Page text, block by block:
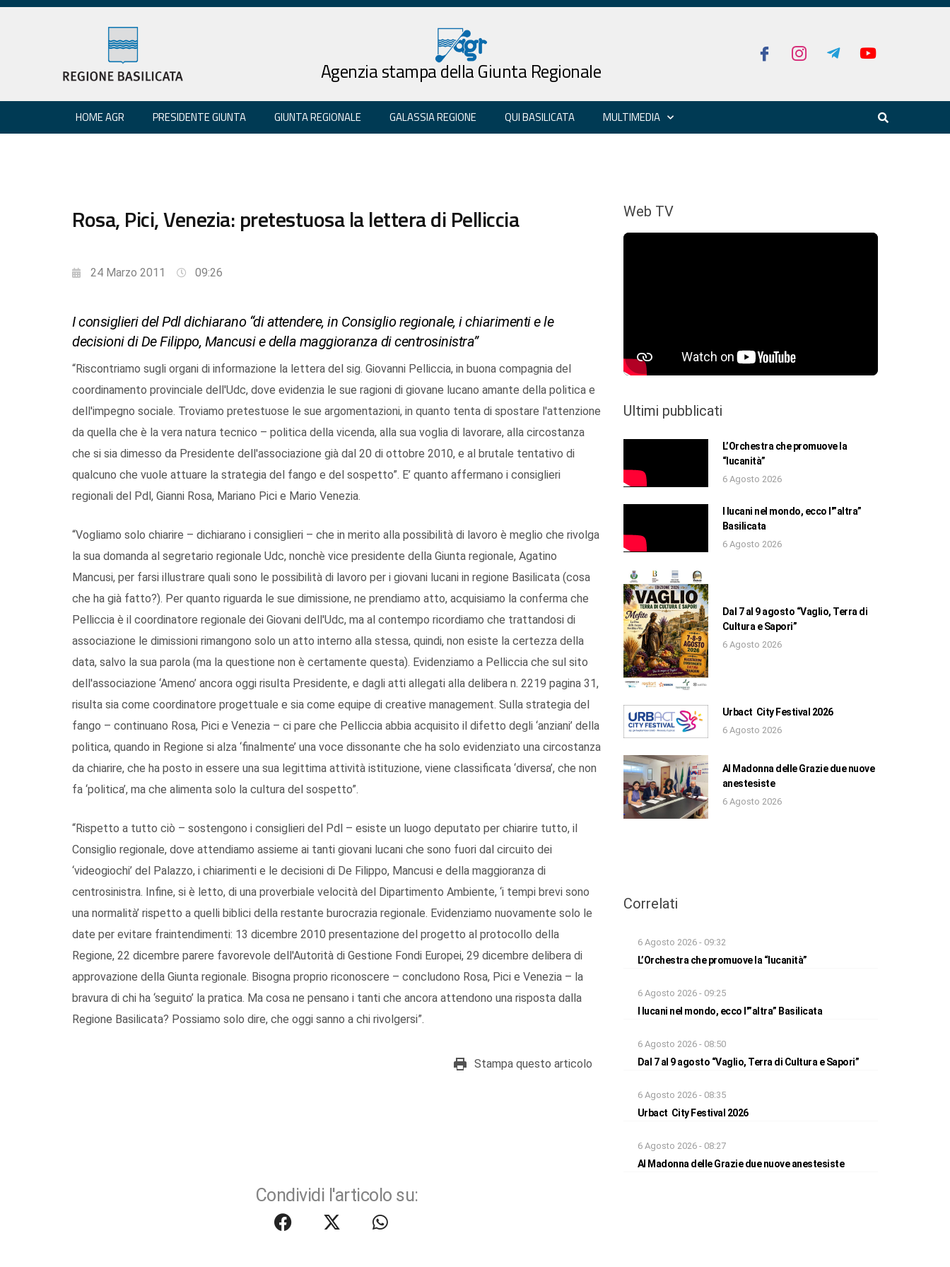
Agenzia stampa della Giunta Regionale
HOME AGR PRESIDENTE GIUNTA GIUNTA REGIONALE GALASSIA REGIONE QUI BASILICATA MULTIMEDIA
Rosa, Pici, Venezia: pretestuosa la lettera di Pelliccia
24 Marzo 2011 09:26
I consiglieri del Pdl dichiarano “di attendere, in Consiglio regionale, i chiarimenti e le
decisioni di De Filippo, Mancusi e della maggioranza di centrosinistra”
“Riscontriamo sugli organi di informazione la lettera del sig. Giovanni Pelliccia, in buona compagnia del
coordinamento provinciale dell'Udc, dove evidenzia le sue ragioni di giovane lucano amante della politica e
dell'impegno sociale. Troviamo pretestuose le sue argomentazioni, in quanto tenta di spostare l'attenzione
da quella che è la vera natura tecnico – politica della vicenda, alla sua voglia di lavorare, alla circostanza
che si sia dimesso da Presidente dell'associazione già dal 20 di ottobre 2010, e al brutale tentativo di
qualcuno che vuole attuare la strategia del fango e del sospetto”. E’ quanto affermano i consiglieri
regionali del Pdl, Gianni Rosa, Mariano Pici e Mario Venezia.
“Vogliamo solo chiarire – dichiarano i consiglieri – che in merito alla possibilità di lavoro è meglio che rivolga
la sua domanda al segretario regionale Udc, nonchè vice presidente della Giunta regionale, Agatino
Mancusi, per farsi illustrare quali sono le possibilità di lavoro per i giovani lucani in regione Basilicata (cosa
che ha già fatto?). Per quanto riguarda le sue dimissione, ne prendiamo atto, acquisiamo la conferma che
Pelliccia è il coordinatore regionale dei Giovani dell'Udc, ma al contempo ricordiamo che trattandosi di
associazione le dimissioni rimangono solo un atto interno alla stessa, quindi, non esiste la certezza della
data, salvo la sua parola (ma la questione non è certamente questa). Evidenziamo a Pelliccia che sul sito
dell'associazione ‘Ameno’ ancora oggi risulta Presidente, e dagli atti allegati alla delibera n. 2219 pagina 31,
risulta sia come coordinatore progettuale e sia come equipe di creative management. Sulla strategia del
fango – continuano Rosa, Pici e Venezia – ci pare che Pelliccia abbia acquisito il difetto degli ‘anziani’ della
politica, quando in Regione si alza ‘finalmente’ una voce dissonante che ha solo evidenziato una circostanza
da chiarire, che ha posto in essere una sua legittima attività istituzione, viene classificata ‘diversa’, che non
fa ‘politica’, ma che alimenta solo la cultura del sospetto”.
“Rispetto a tutto ciò – sostengono i consiglieri del Pdl – esiste un luogo deputato per chiarire tutto, il
Consiglio regionale, dove attendiamo assieme ai tanti giovani lucani che sono fuori dal circuito dei
‘videogiochi’ del Palazzo, i chiarimenti e le decisioni di De Filippo, Mancusi e della maggioranza di
centrosinistra. Infine, si è letto, di una proverbiale velocità del Dipartimento Ambiente, ‘i tempi brevi sono
una normalità’ rispetto a quelli biblici della restante burocrazia regionale. Evidenziamo nuovamente solo le
date per evitare fraintendimenti: 13 dicembre 2010 presentazione del progetto al protocollo della
Regione, 22 dicembre parere favorevole dell'Autorità di Gestione Fondi Europei, 29 dicembre delibera di
approvazione della Giunta regionale. Bisogna proprio riconoscere – concludono Rosa, Pici e Venezia – la
bravura di chi ha ‘seguito’ la pratica. Ma cosa ne pensano i tanti che ancora attendono una risposta dalla
Regione Basilicata? Possiamo solo dire, che oggi sanno a chi rivolgersi”.
Stampa questo articolo
Condividi l'articolo su:
Web TV
Ultimi pubblicati
L’Orchestra che promuove la
“lucanità”
6 Agosto 2026
I lucani nel mondo, ecco l'”altra”
Basilicata
6 Agosto 2026
Dal 7 al 9 agosto “Vaglio, Terra di
Cultura e Sapori”
6 Agosto 2026
Urbact City Festival 2026
6 Agosto 2026
Al Madonna delle Grazie due nuove
anestesiste
6 Agosto 2026
Correlati
6 Agosto 2026 - 09:32
L’Orchestra che promuove la “lucanità”
6 Agosto 2026 - 09:25
I lucani nel mondo, ecco l'”altra” Basilicata
6 Agosto 2026 - 08:50
Dal 7 al 9 agosto “Vaglio, Terra di Cultura e Sapori”
6 Agosto 2026 - 08:35
Urbact City Festival 2026
6 Agosto 2026 - 08:27
Al Madonna delle Grazie due nuove anestesiste